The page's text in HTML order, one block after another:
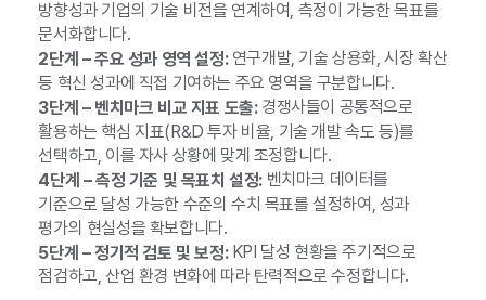
방향성과 기업의 기술 비전을 연계하여, 측정이 가능한 목표를
문서화합니다.
2단계 – 주요 성과 영역 설정:연구개발, 기술 상용화, 시장 확산
등 혁신 성과에 직접 기여하는 주요 영역을 구분합니다.
3단계 – 벤치마크 비교 지표 도출:경쟁사들이 공통적으로
활용하는 핵심 지표(R&D 투자 비율, 기술 개발 속도 등)를
선택하고, 이를 자사 상황에 맞게 조정합니다.
4단계 – 측정 기준 및 목표치 설정:벤치마크 데이터를
기준으로 달성 가능한 수준의 수치 목표를 설정하여, 성과
평가의 현실성을 확보합니다.
5단계 – 정기적 검토 및 보정:KPI 달성 현황을 주기적으로
점검하고, 산업 환경 변화에 따라 탄력적으로 수정합니다.